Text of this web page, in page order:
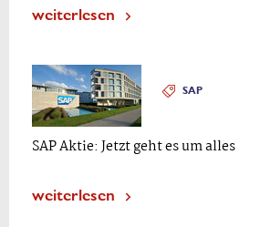
weiterlesen
SAP
SAP Aktie: Jetzt geht es um alles
weiterlesen